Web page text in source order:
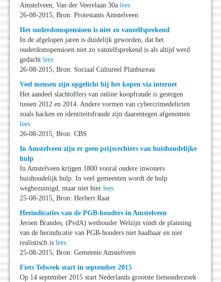
Amstelveen, Van der Veerelaan 30a lees
26-08-2015, Bron: Protestants Amstelveen
Het ouderdomspensioen is niet zo vanzelfsprekend
In de afgelopen jaren is duidelijk geworden, dat het
ouderdomspensioen niet zo vanzelfsprekend is als altijd werd
gedacht lees
26-08-2015, Bron: Sociaal Cultureel Planbureau
Veel mensen zijn opgelicht bij het kopen via internet
Het aandeel slachtoffers van online koopfraude is gestegen
tussen 2012 en 2014. Andere vormen van cybercrimedelicten
zoals hacken en identiteitsfraude zijn daarentegen afgenomen
lees
26-08-2015, Bron: CBS
In Amstelveen zijn er geen prijsvechters van huishoudelijke
hulp
In Amstelveen krijgen 1800 vooral oudere inwoners
huishoudelijk hulp. In veel gemeenten wordt de hulp
wegbezuinigd, maar niet hier lees
25-08-2015, Bron: Herbert Raat
Herindicaties van de PGB-houders in Amstelveen
Jeroen Brandes, (PvdA) wethouder Welzijn vindt de planning
van de herindicatie van PGB-houders niet haalbaar en niet
realistisch is lees
25-08-2015, Bron: Gemeente Amstelveen
Fiets Telweek start in september 2015
Op 14 september 2015 start Nederlands grootste fietsonderzoek